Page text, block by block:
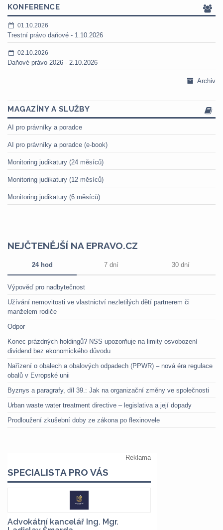
KONFERENCE
01.10.2026
Trestní právo daňové - 1.10.2026
02.10.2026
Daňové právo 2026 - 2.10.2026
Archiv
MAGAZÍNY A SLUŽBY
AI pro právníky a poradce
AI pro právníky a poradce (e-book)
Monitoring judikatury (24 měsíců)
Monitoring judikatury (12 měsíců)
Monitoring judikatury (6 měsíců)
NEJČTENĚJŠÍ NA EPRAVO.CZ
24 hod 7 dní 30 dní
Výpověď pro nadbytečnost
Užívání nemovitosti ve vlastnictví nezletilých dětí partnerem či
manželem rodiče
Odpor
Konec prázdných holdingů? NSS upozorňuje na limity osvobození
dividend bez ekonomického důvodu
Nařízení o obalech a obalových odpadech (PPWR) – nová éra regulace
obalů v Evropské unii
Byznys a paragrafy, díl 39.: Jak na organizační změny ve společnosti
Urban waste water treatment directive – legislativa a její dopady
Prodloužení zkušební doby ze zákona po flexinovele